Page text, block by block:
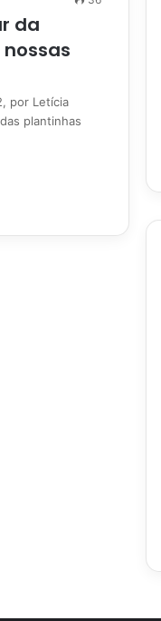
da
por Letícia
plantinhas